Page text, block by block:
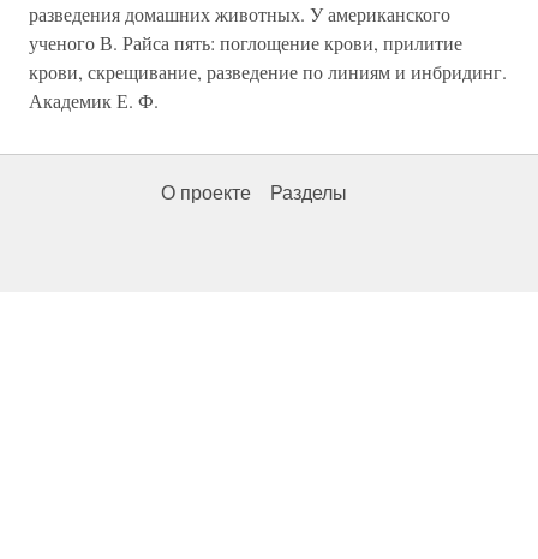
разведения домашних животных. У американского
ученого В. Райса пять: поглощение крови, прилитие
крови, скрещивание, разведение по линиям и инбридинг.
Академик Е. Ф.
О проекте Разделы